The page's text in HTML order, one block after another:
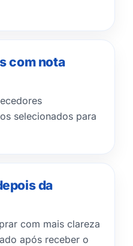
com nota
selecionados para
da
com mais clareza
após receber o